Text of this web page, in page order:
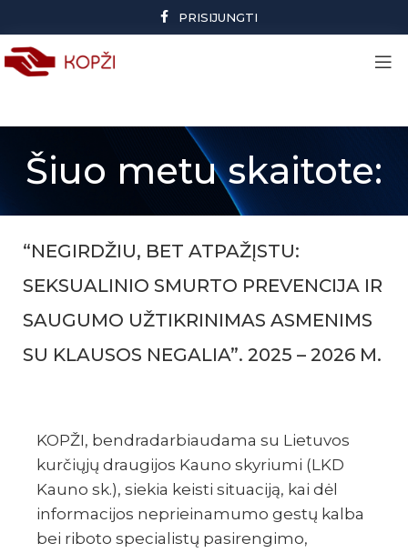
PRISIJUNGTI
Šiuo metu skaitote:
“NEGIRDŽIU, BET ATPAŽĮSTU:
SEKSUALINIO SMURTO PREVENCIJA IR
SAUGUMO UŽTIKRINIMAS ASMENIMS
SU KLAUSOS NEGALIA”. 2025 – 2026 M.
KOPŽI, bendradarbiaudama su Lietuvos
kurčiųjų draugijos Kauno skyriumi (LKD
Kauno sk.), siekia keisti situaciją, kai dėl
informacijos neprieinamumo gestų kalba
bei riboto specialistų pasirengimo,